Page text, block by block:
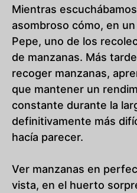
Mientras
asombroso cómo, en
Pepe, uno de los
de manzanas. Más
recoger manzanas,
que mantener un
constante durante la
definitivamente más
hacía parecer.
Ver manzanas en
vista, en el huerto